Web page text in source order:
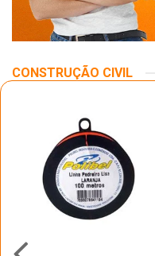
CONSTRUÇÃO CIVIL